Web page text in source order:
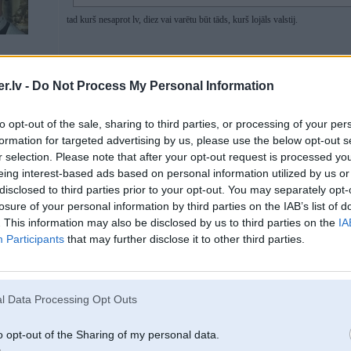
- Do Not Process My Personal Information
opt-out of the sale, sharing to third parties, or processing of your
for targeted advertising by us, please use the below opt-out
selection. Please note that after your opt-out request is processed
interest-based ads based on personal information utilized by us
to third parties prior to your opt-out. You may separately
of your personal information by third parties on the IAB’s list of
This information may also be disclosed by us to third parties on the
Participants that may further disclose it to other third parties.
Data Processing Opt Outs
opt-out of the Sharing of my personal data.
tad kurš nesaprot lv, diez vai varētu būt tāds, kurš lojāls valstij.
11. Jul 2025, 18:29
[IMG]<a href="https://ibb.co/d0Bk55VF"><imgsrc=" https://i.ibb.co/
alt="Screenshot-20250711-182819-Gallery" border="0" /></a>[/IMG]
[ Šo ziņu laboja RG, 11 Jul 2025, 18:36:56 ]
11. Jul 2025, 19:01